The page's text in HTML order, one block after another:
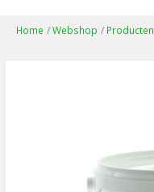
Home Webshop Producten